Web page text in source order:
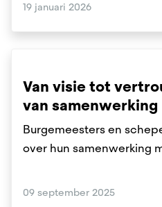
19 januari 2026
Van visie tot
van samenwerking
Burgemeesters en
over hun samenwerking
09 september 2025